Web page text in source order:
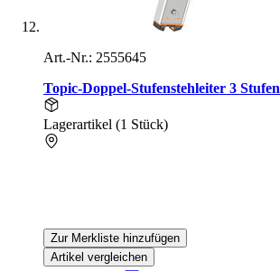
Art.-Nr.: 2555645
Topic-Doppel-Stufenstehleiter 3 Stufen
Lagerartikel (1 Stück)
Zur Merkliste hinzufügen
Artikel vergleichen